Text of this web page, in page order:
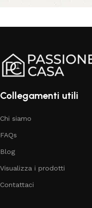
Collegamenti utili
Chi siamo
FAQs
Blog
Visualizza i prodotti
Contattaci